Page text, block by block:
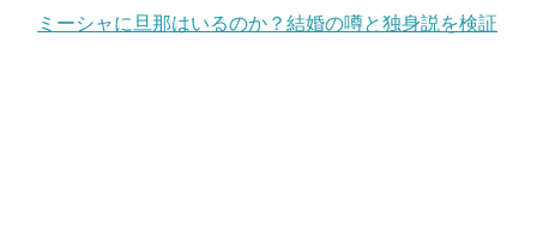
ミーシャに旦那はいるのか？結婚の噂と独身説を検証